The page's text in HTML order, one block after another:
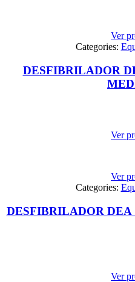
Ver
Categories:
DESFIBRILADOR
Ver
Ver
Categories:
DESFIBRILADOR
Ver